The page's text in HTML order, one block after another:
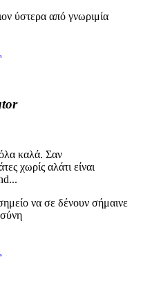
ύστερα από γνωριμία
καλά. Σαν
χωρίς αλάτι είναι
να σε δένουν σήμαινε